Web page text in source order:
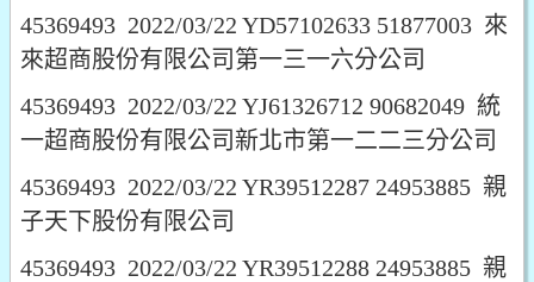
45369493 2022/03/22 YD57102633 51877003 來
來超商股份有限公司第一三一六分公司
45369493 2022/03/22 YJ61326712 90682049 統
一超商股份有限公司新北市第一二二三分公司
45369493 2022/03/22 YR39512287 24953885 親
子天下股份有限公司
45369493 2022/03/22 YR39512288 24953885 親